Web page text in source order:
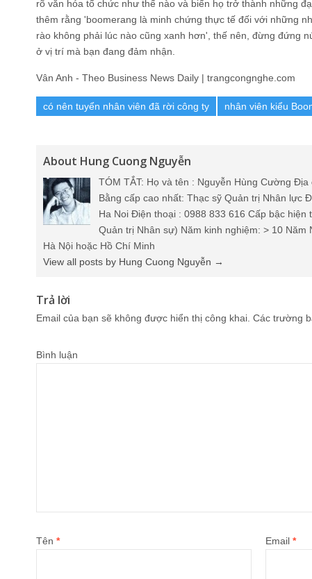
rõ văn hóa tổ chức như thế nào và biến họ trở thành những
thêm rằng 'boomerang là minh chứng thực tế đối với những
rào không phải lúc nào cũng xanh hơn', thế nên, đừng đứng
ở vị trí mà bạn đang đảm nhận.
Vân Anh - Theo Business News Daily | trangcongnghe.com
có nên tuyển nhân viên đã rời công ty nhân viên kiểu
About Hung Cuong Nguyễn
TÓM TẮT: Họ và tên : Nguyễn Hùng Cường
Bằng cấp cao nhất: Thạc sỹ Quản trị Nhân lực
Ha Noi Điện thoại : 0988 833 616 Cấp bậc hiện
Quản trị Nhân sự) Năm kinh nghiệm: > 10 Năm
Hà Nội hoặc Hồ Chí Minh
View all posts by Hung Cuong Nguyễn →
Trả lời
Email của bạn sẽ không được hiển thị công khai. Các trường
Bình luận
Tên * Email *